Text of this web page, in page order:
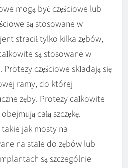
mogą być częściowe lub
są stosowane w
stracił tylko kilka zębów,
są stosowane w
częściowe składają się
ramy, do której
zęby. Protezy całkowite
całą szczękę.
takie jak mosty na
na stałe do zębów lub
są szczególnie